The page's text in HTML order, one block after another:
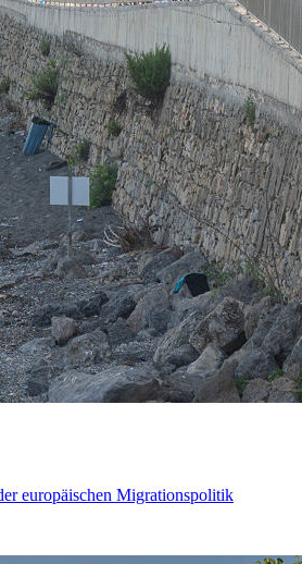
europäischen Migrationspolitik